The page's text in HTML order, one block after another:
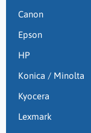
Canon
Epson
HP
Konica / Minolta
Kyocera
Lexmark